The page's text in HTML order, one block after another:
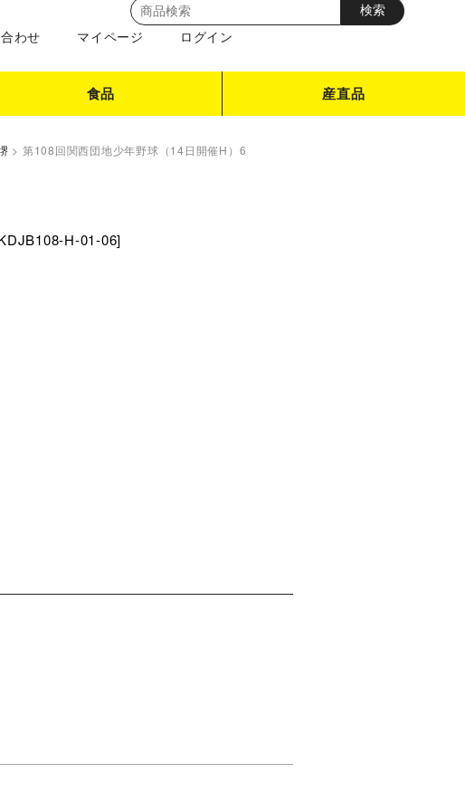
わせ マイページ
ログイン
食品 産直品
> 第108回関西団地少年野球（14日開催H）6
H-01-06]